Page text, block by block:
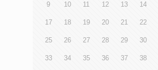
9 10 11 12 13 14
17 18 19 20 21 22
25 26 27 28 29 30
33 34 35 36 37 38